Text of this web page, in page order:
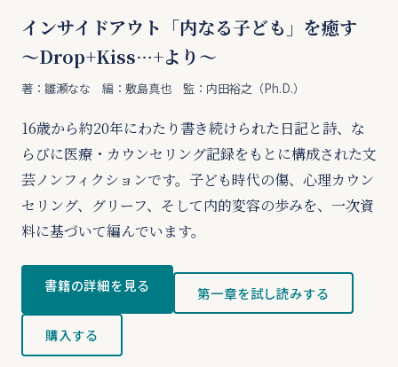
インサイドアウト「内なる子ども」を癒す
〜Drop+Kiss…+より〜
著：雛瀬なな 編：敷島真也 監：内田裕之（Ph.D.）
16歳から約20年にわたり書き続けられた日記と詩、な
らびに医療・カウンセリング記録をもとに構成された文
芸ノンフィクションです。子ども時代の傷、心理カウン
セリング、グリーフ、そして内的変容の歩みを、一次資
料に基づいて編んでいます。
書籍の詳細を見る 第一章を試し読みする
購入する